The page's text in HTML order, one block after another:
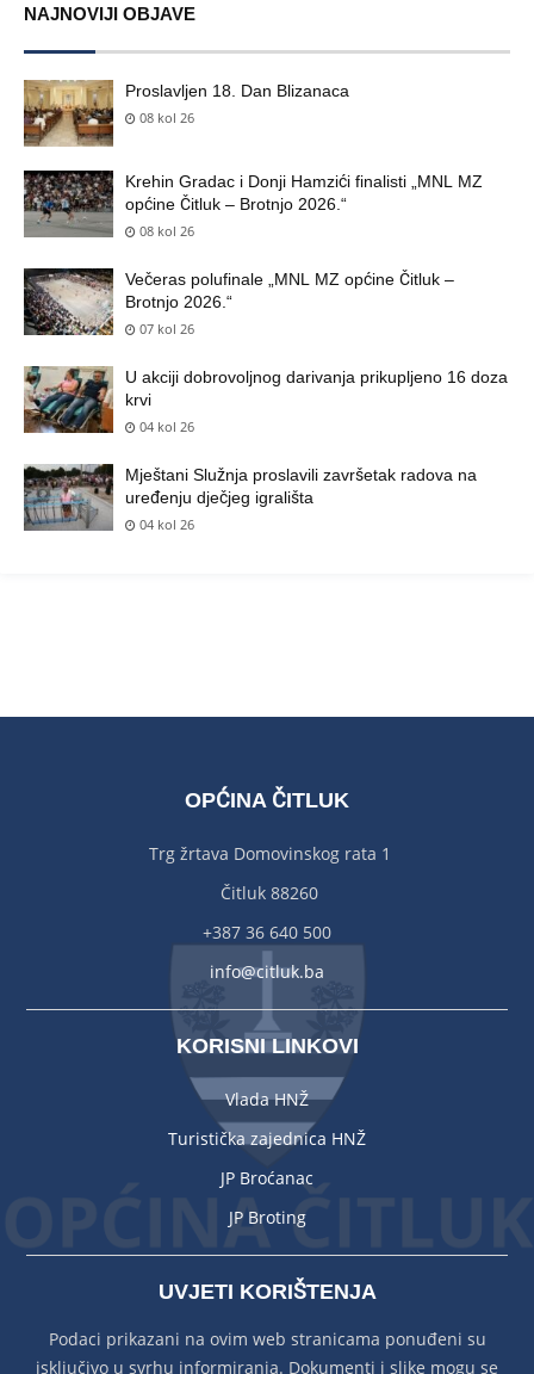
NAJNOVIJI OBJAVE
Proslavljen 18. Dan Blizanaca
08 kol 26
Krehin Gradac i Donji Hamzići finalisti „MNL MZ
općine Čitluk – Brotnjo 2026.“
08 kol 26
Večeras polufinale „MNL MZ općine Čitluk –
Brotnjo 2026.“
07 kol 26
U akciji dobrovoljnog darivanja prikupljeno 16 doza
krvi
04 kol 26
Mještani Služnja proslavili završetak radova na
uređenju dječjeg igrališta
04 kol 26
OPĆINA ČITLUK
Trg žrtava Domovinskog rata 1
Čitluk 88260
+387 36 640 500
info@citluk.ba
KORISNI LINKOVI
Vlada HNŽ
Turistička zajednica HNŽ
JP Broćanac
JP Broting
UVJETI KORIŠTENJA
Podaci prikazani na ovim web stranicama ponuđeni su
isključivo u svrhu informiranja. Dokumenti i slike mogu se